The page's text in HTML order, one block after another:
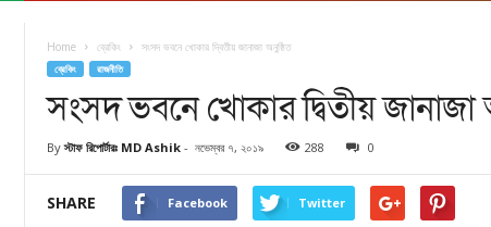
Home ব্রেকিং সংসদ ভবনে খোকার দ্বিতীয় জানাজা অনুষ্ঠিত
ব্রেকিং রাজনীতি
সংসদ ভবনে খোকার দ্বিতীয় জানাজা
By স্টাফ রিপোর্টারঃ MD Ashik - নভেম্বর ৭, ২০১৯ 288 0
SHARE Facebook Twitter